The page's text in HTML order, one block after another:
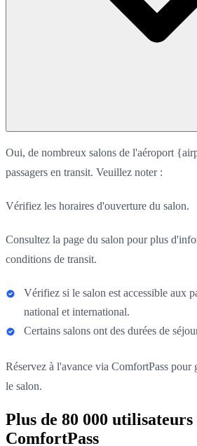
Oui, de nombreux salons de l'aéroport
passagers en transit. Veuillez noter :
Vérifiez les horaires d'ouverture du salon.
Consultez la page du salon pour plus
conditions de transit.
Vérifiez si le salon est accessible aux
national et international.
Certains salons ont des durées de
Réservez à l'avance via ComfortPass pour
le salon.
Plus de 80 000 utilisateurs
ComfortPass